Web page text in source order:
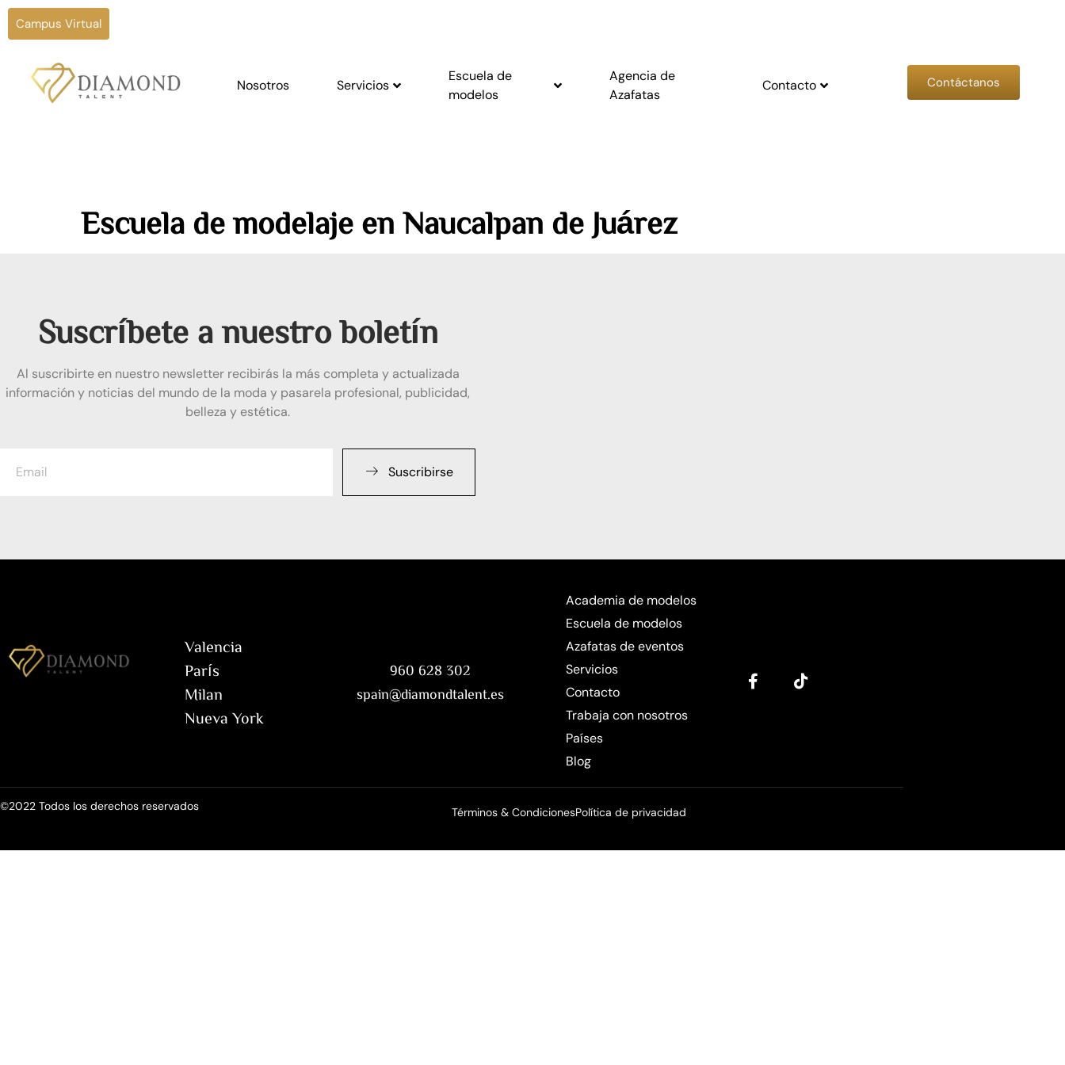
Campus Virtual
Nosotros Servicios
Escuela de
modelos
Agencia de
Azafatas
Contacto Contáctanos
Escuela de modelaje en Naucalpan de Juárez
Suscríbete a nuestro boletín
Al suscribirte en nuestro newsletter recibirás la más completa y actualizada
información y noticias del mundo de la moda y pasarela profesional, publicidad,
belleza y estética.
Suscribirse
Valencia
París
Milan
Nueva York
960 628 302
spain@diamondtalent.es
Academia de modelos
Escuela de modelos
Azafatas de eventos
Servicios
Contacto
Trabaja con nosotros
Países
Blog
©2022 Todos los derechos reservados Términos & CondicionesPolítica de privacidad